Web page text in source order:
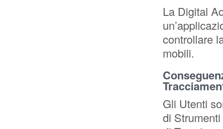
La Digital
controllare
mobili.
Gli Utenti
di